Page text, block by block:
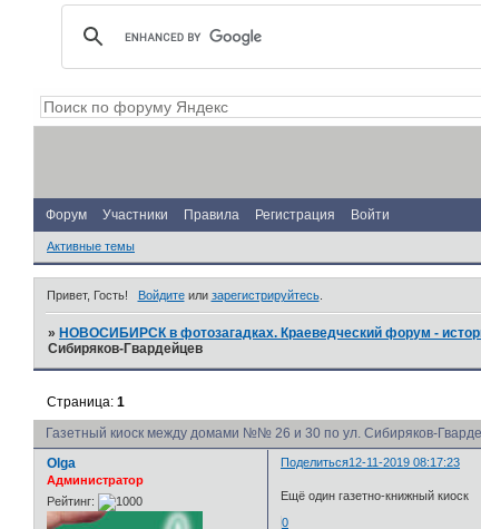
Форум Участники Правила Регистрация Войти
Активные темы
Привет, Гость! Войдитеили зарегистрируйтесь.
»НОВОСИБИРСК в фотозагадках. Краеведческий форум -
Сибиряков-Гвардейцев
Газетный киоск между домами №№ 26 и 30 по ул. Сибиряков-
Страница:1
Поделиться12-11-2019 08:17:23
Olga
Администратор
Рейтинг:
Ещё один газетно-книжный киоск
0